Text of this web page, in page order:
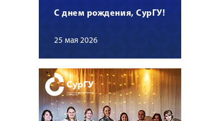
С днем рождения, СурГУ!
25 мая 2026